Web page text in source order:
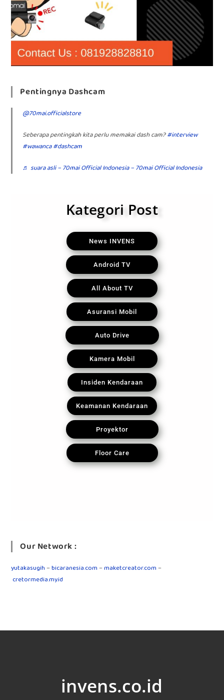
Pentingnya Dashcam
@70mai.officialstore
Seberapa pentingkah kita perlu memakai dash cam?#interview
#wawanca#dashcam
♬ suara asli – 70mai Official Indonesia – 70mai Official Indonesia
Kategori Post
News INVENS
Android TV
All About TV
Asuransi Mobil
Auto Drive
Kamera Mobil
Insiden Kendaraan
Keamanan Kendaraan
Proyektor
Floor Care
Our Network :
yutakasugih–bicaranesia.com–maketcreator.com–
cretormedia.my.id
invens.co.id